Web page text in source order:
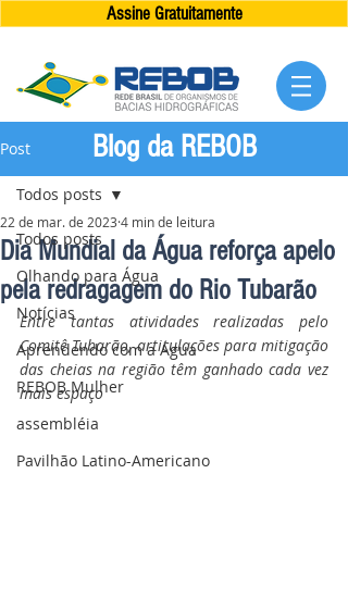
Assine Gratuitamente
Post
Todos posts
Olhando para Água
Notícias
Aprendendo com a Água
REBOB Mulher
assembléia
Pavilhão Latino-Americano
Todos posts
Dia Mundial da Água reforça apelo
pela redragagem do Rio Tubarão
22 de mar. de 2023 4 min de leitura
Entre tantas atividades realizadas pelo
Comitê Tubarão, articulações para mitigação
das cheias na região têm ganhado cada vez
mais espaço
Blog da REBOB